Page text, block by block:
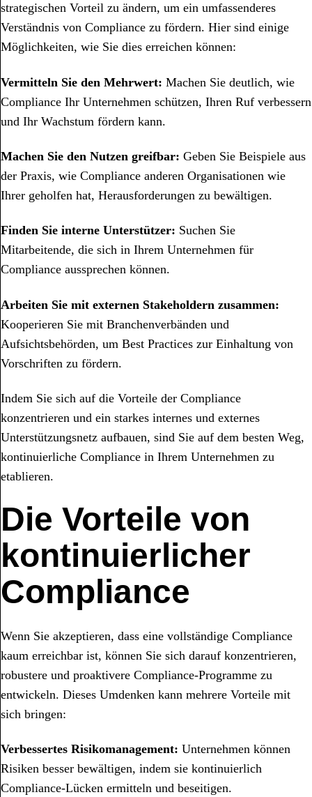
strategischen Vorteil zu ändern, um ein umfassenderes
Verständnis von Compliance zu fördern. Hier sind einige
Möglichkeiten, wie Sie dies erreichen können:
Vermitteln Sie den Mehrwert: Machen Sie deutlich, wie
Compliance Ihr Unternehmen schützen, Ihren Ruf verbessern
und Ihr Wachstum fördern kann.
Machen Sie den Nutzen greifbar: Geben Sie Beispiele aus
der Praxis, wie Compliance anderen Organisationen wie
Ihrer geholfen hat, Herausforderungen zu bewältigen.
Finden Sie interne Unterstützer: Suchen Sie
Mitarbeitende, die sich in Ihrem Unternehmen für
Compliance aussprechen können.
Arbeiten Sie mit externen Stakeholdern zusammen:
Kooperieren Sie mit Branchenverbänden und
Aufsichtsbehörden, um Best Practices zur Einhaltung von
Vorschriften zu fördern.
Indem Sie sich auf die Vorteile der Compliance
konzentrieren und ein starkes internes und externes
Unterstützungsnetz aufbauen, sind Sie auf dem besten Weg,
kontinuierliche Compliance in Ihrem Unternehmen zu
etablieren.
Die Vorteile von
kontinuierlicher
Compliance
Wenn Sie akzeptieren, dass eine vollständige Compliance
kaum erreichbar ist, können Sie sich darauf konzentrieren,
robustere und proaktivere Compliance-Programme zu
entwickeln. Dieses Umdenken kann mehrere Vorteile mit
sich bringen:
Verbessertes Risikomanagement: Unternehmen können
Risiken besser bewältigen, indem sie kontinuierlich
Compliance-Lücken ermitteln und beseitigen.